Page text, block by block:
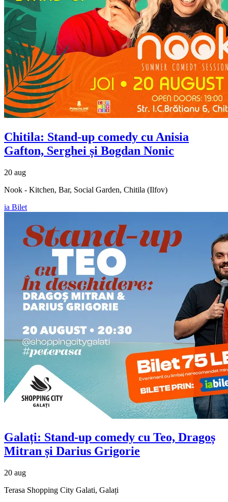
Chitila: Stand-up comedy cu Anisia
Gafton, Serghei și Bogdan Nonic
20 aug
Nook - Kitchen, Bar, Social Garden, Chitila (Ilfov)
ia Bilet
Galați: Stand-up comedy cu Teo, Dragoș
Mitran și Darius Grigorie
20 aug
Terasa Shopping City Galati, Galați